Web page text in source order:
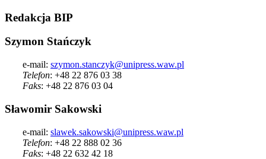
Redakcja BIP
Szymon Stańczyk
e-mail: szymon.stanczyk@unipress.waw.pl
Telefon: +48 22 876 03 38
Faks: +48 22 876 03 04
Sławomir Sakowski
e-mail: slawek.sakowski@unipress.waw.pl
Telefon: +48 22 888 02 36
Faks: +48 22 632 42 18